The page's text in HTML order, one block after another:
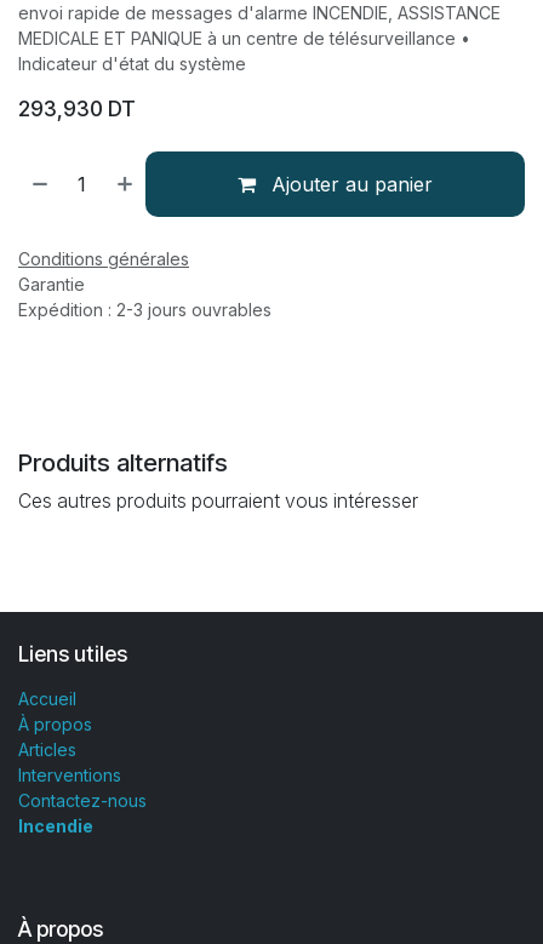
envoi rapide de messages d'alarme INCENDIE, ASSISTANCE
MEDICALE ET PANIQUE à un centre de télésurveillance •
Indicateur d'état du système
293,930 DT
Ajouter au panier
Conditions générales
Garantie
Expédition : 2-3 jours ouvrables
Produits alternatifs
Ces autres produits pourraient vous intéresser
Liens utiles
Accueil
À propos
Articles
Interventions
Contactez-nous
Incendie
À propos